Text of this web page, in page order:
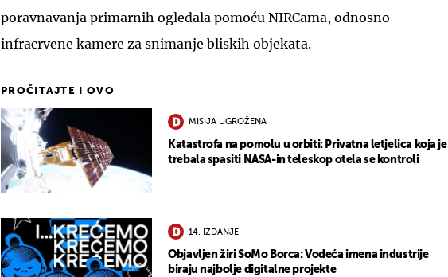
poravnavanja primarnih ogledala pomoću NIRCama, odnosno
infracrvene kamere za snimanje bliskih objekata.
PROČITAJTE I OVO
MISIJA UGROŽENA
Katastrofa na pomolu u orbiti: Privatna letjelica koja je
trebala spasiti NASA-in teleskop otela se kontroli
14. IZDANJE
Objavljen žiri SoMo Borca: Vodeća imena industrije
biraju najbolje digitalne projekte